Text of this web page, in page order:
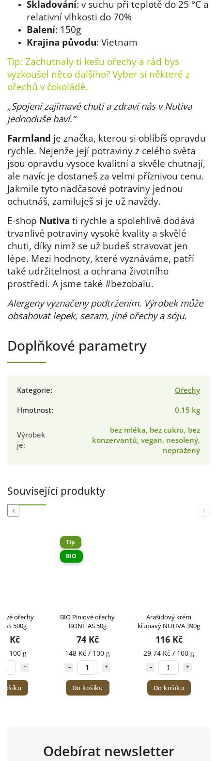
Skladování: v suchu při teplotě do 25 °C a
relativní vlhkosti do 70%
Balení: 150g
Krajina původu: Vietnam
Tip: Zachutnaly ti kešu ořechy a rád bys
vyzkoušel něco dalšího? Vyber si některé z
ořechů v čokoládě.
„Spojení zajímavé chuti a zdraví nás v Nutiva
jednoduše baví.“
Farmland je značka, kterou si oblíbíš opravdu
rychle. Nejenže její potraviny z celého světa
jsou opravdu vysoce kvalitní a skvěle chutnají,
ale navíc je dostaneš za velmi příznivou cenu.
Jakmile tyto nadčasové potraviny jednou
ochutnáš, zamiluješ si je už navždy.
E-shop Nutiva ti rychle a spolehlivě dodává
trvanlivé potraviny vysoké kvality a skvělé
chuti, díky nimž se už budeš stravovat jen
lépe. Mezi hodnoty, které vyznáváme, patří
také udržitelnost a ochrana životního
prostředí. A jsme také #bezobalu.
Alergeny vyznačeny podtržením. Výrobek může
obsahovat lepek, sezam, jiné ořechy a sóju.
Doplňkové parametry
Kategorie:
Ořechy
Hmotnost: 0.15 kg
Výrobek
je:
bez mléka, bez cukru, bez
konzervantů, vegan, nesolený,
nepražený
Související produkty
Previous
ořechy
500g
Kč
/ 100 g
Tip
BIO
BIO Piniové ořechy
BONITAS 50g
74 Kč
148 Kč / 100 g
Do košíku
Arašídový krém
křupavý NUTIVA 390g
116 Kč
29,74 Kč / 100 g
Do košíku
Next
Odebírat newsletter